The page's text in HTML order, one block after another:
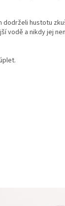
dodrželi hustotu
vodě a nikdy jej